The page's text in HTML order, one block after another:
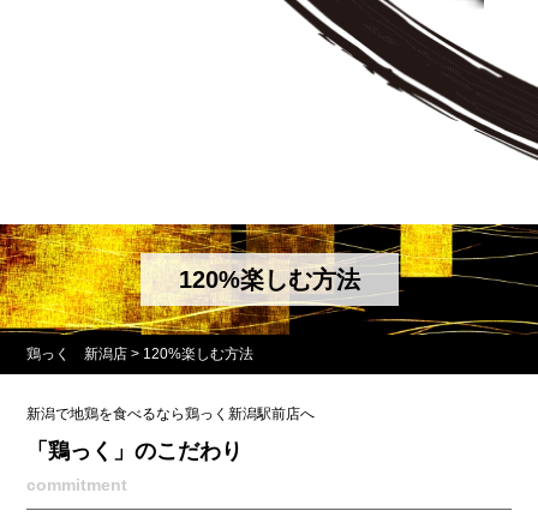
120%楽しむ方法
鶏っく 新潟店 > 120%楽しむ方法
新潟で地鶏を食べるなら鶏っく新潟駅前店へ
「鶏っく」のこだわり
commitment